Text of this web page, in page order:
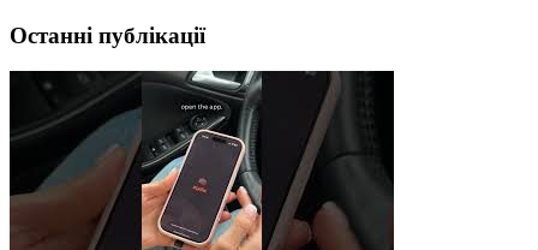
Останні публікації